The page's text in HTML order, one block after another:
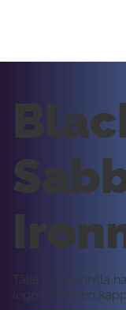
Tällä oppitunnilla
legendaarinen